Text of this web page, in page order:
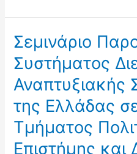
Συστήματος
Διεθνούς
Αναπτυξιακής
Συνεργασίας
της
Ελλάδας
σε
Φοιτητές
Σεμινάριο
Συστήματος
Αναπτυξιακής
της Ελλάδας
Τμήματος
Επιστήμης και